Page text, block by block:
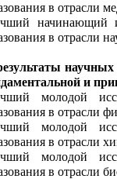
в отрасли
начинающий
в отрасли
и
молодой
в отрасли
молодой
в отрасли
молодой
в отрасли